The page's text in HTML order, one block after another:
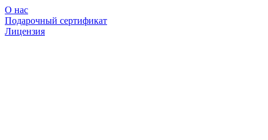
О нас
Подарочный сертификат
Лицензия